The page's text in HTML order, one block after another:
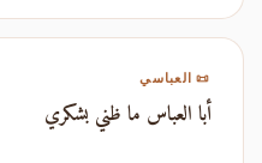
📜 العباسي
أبا العباس ما ظني بشكري